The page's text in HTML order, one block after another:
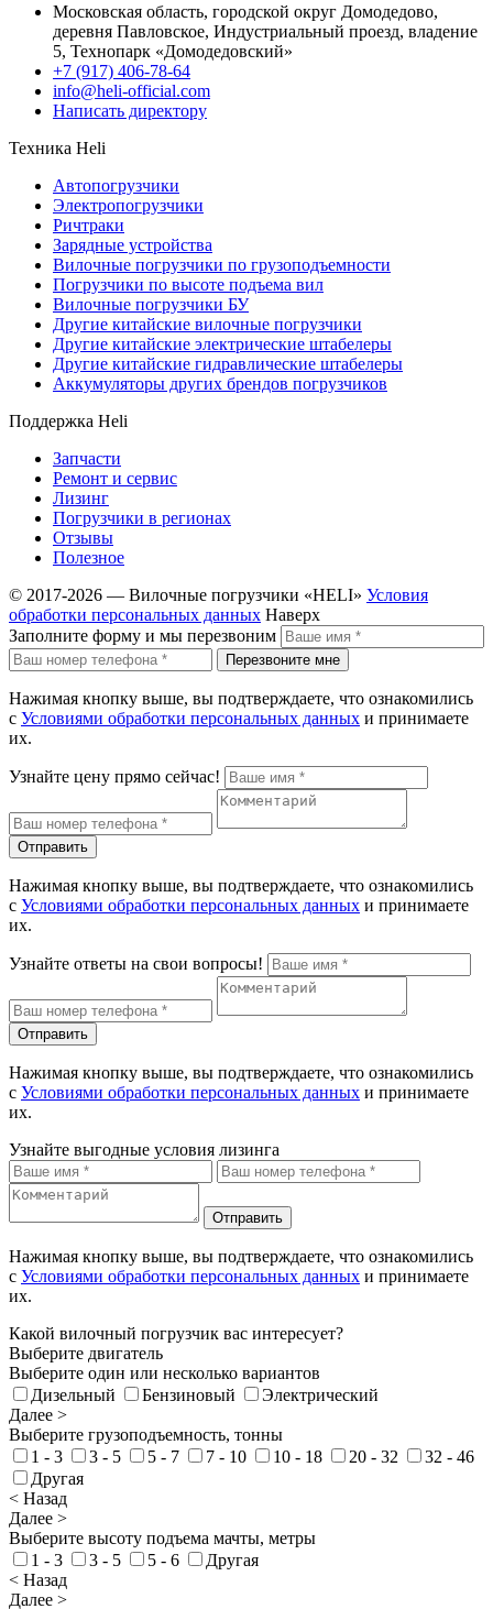
Московская область, городской округ Домодедово,
деревня Павловское, Индустриальный проезд, владение
5, Технопарк «Домодедовский»
+7 (917) 406-78-64
info@heli-official.com
Написать директору
Техника Heli
Автопогрузчики
Электропогрузчики
Ричтраки
Зарядные устройства
Вилочные погрузчики по грузоподъемности
Погрузчики по высоте подъема вил
Вилочные погрузчики БУ
Другие китайские вилочные погрузчики
Другие китайские электрические штабелеры
Другие китайские гидравлические штабелеры
Аккумуляторы других брендов погрузчиков
Поддержка Heli
Запчасти
Ремонт и сервис
Лизинг
Погрузчики в регионах
Отзывы
Полезное
© 2017-2026 — Вилочные погрузчики «HELI» Условия
обработки персональных данных Наверх
Заполните форму и мы перезвоним
Перезвоните мне
Нажимая кнопку выше, вы подтверждаете, что ознакомились
с Условиями обработки персональных данных и принимаете
их.
Узнайте цену прямо сейчас!
Отправить
Нажимая кнопку выше, вы подтверждаете, что ознакомились
с Условиями обработки персональных данных и принимаете
их.
Узнайте ответы на свои вопросы!
Отправить
Нажимая кнопку выше, вы подтверждаете, что ознакомились
с Условиями обработки персональных данных и принимаете
их.
Узнайте выгодные условия лизинга
Отправить
Нажимая кнопку выше, вы подтверждаете, что ознакомились
с Условиями обработки персональных данных и принимаете
их.
Какой вилочный погрузчик вас интересует?
Выберите двигатель
Выберите один или несколько вариантов
Дизельный
Бензиновый
Электрический
Далее >
Выберите грузоподъемность, тонны
1 - 3
3 - 5 5 - 7 7 - 10 10 - 18 20 - 32
32 - 46
Другая
< Назад
Далее >
Выберите высоту подъема мачты, метры
1 - 3
3 - 5 5 - 6
Другая
< Назад
Далее >